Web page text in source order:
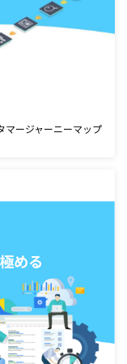
マージャーニーマップ